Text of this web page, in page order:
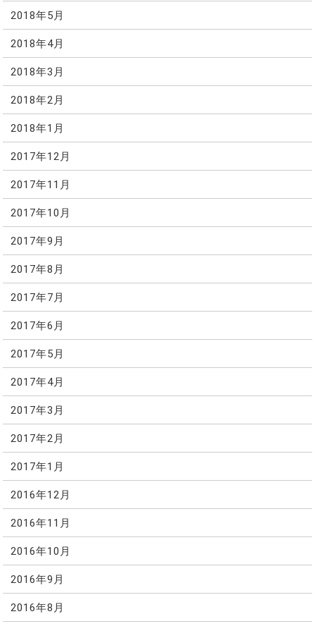
2018年5月
2018年4月
2018年3月
2018年2月
2018年1月
2017年12月
2017年11月
2017年10月
2017年9月
2017年8月
2017年7月
2017年6月
2017年5月
2017年4月
2017年3月
2017年2月
2017年1月
2016年12月
2016年11月
2016年10月
2016年9月
2016年8月